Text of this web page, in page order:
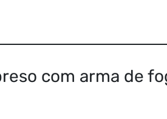
com arma de